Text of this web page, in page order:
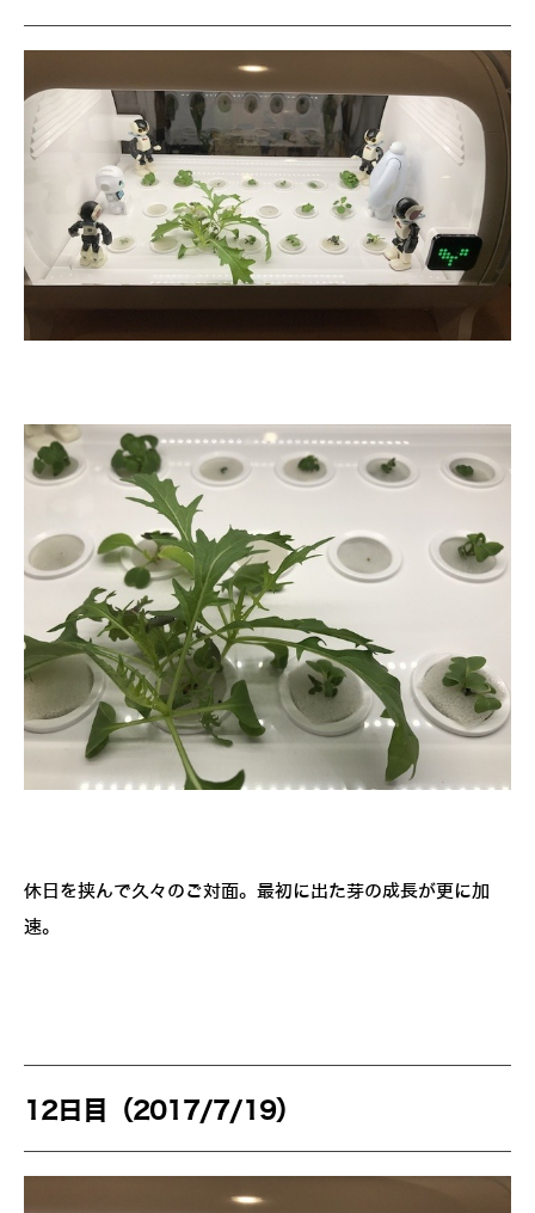
休日を挟んで久々のご対面。最初に出た芽の成長が更に加
速。
12日目（2017/7/19）